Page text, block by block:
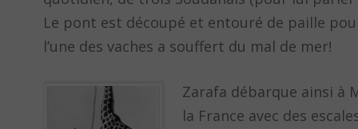
Le pont est découpé et entouré de paille
l’une des vaches a souffert du mal de mer!
Zarafa débarque ainsi à
la France avec des